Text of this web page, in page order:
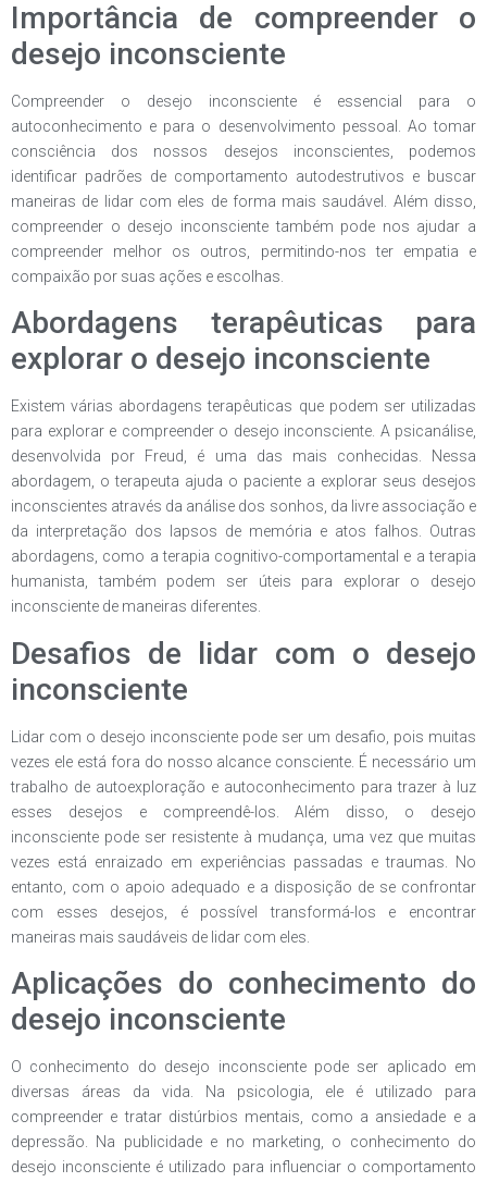
Importância de compreender o
desejo inconsciente
Compreender o desejo inconsciente é essencial para o
autoconhecimento e para o desenvolvimento pessoal. Ao tomar
consciência dos nossos desejos inconscientes, podemos
identificar padrões de comportamento autodestrutivos e buscar
maneiras de lidar com eles de forma mais saudável. Além disso,
compreender o desejo inconsciente também pode nos ajudar a
compreender melhor os outros, permitindo-nos ter empatia e
compaixão por suas ações e escolhas.
Abordagens terapêuticas para
explorar o desejo inconsciente
Existem várias abordagens terapêuticas que podem ser utilizadas
para explorar e compreender o desejo inconsciente. A psicanálise,
desenvolvida por Freud, é uma das mais conhecidas. Nessa
abordagem, o terapeuta ajuda o paciente a explorar seus desejos
inconscientes através da análise dos sonhos, da livre associação e
da interpretação dos lapsos de memória e atos falhos. Outras
abordagens, como a terapia cognitivo-comportamental e a terapia
humanista, também podem ser úteis para explorar o desejo
inconsciente de maneiras diferentes.
Desafios de lidar com o desejo
inconsciente
Lidar com o desejo inconsciente pode ser um desafio, pois muitas
vezes ele está fora do nosso alcance consciente. É necessário um
trabalho de autoexploração e autoconhecimento para trazer à luz
esses desejos e compreendê-los. Além disso, o desejo
inconsciente pode ser resistente à mudança, uma vez que muitas
vezes está enraizado em experiências passadas e traumas. No
entanto, com o apoio adequado e a disposição de se confrontar
com esses desejos, é possível transformá-los e encontrar
maneiras mais saudáveis de lidar com eles.
Aplicações do conhecimento do
desejo inconsciente
O conhecimento do desejo inconsciente pode ser aplicado em
diversas áreas da vida. Na psicologia, ele é utilizado para
compreender e tratar distúrbios mentais, como a ansiedade e a
depressão. Na publicidade e no marketing, o conhecimento do
desejo inconsciente é utilizado para influenciar o comportamento